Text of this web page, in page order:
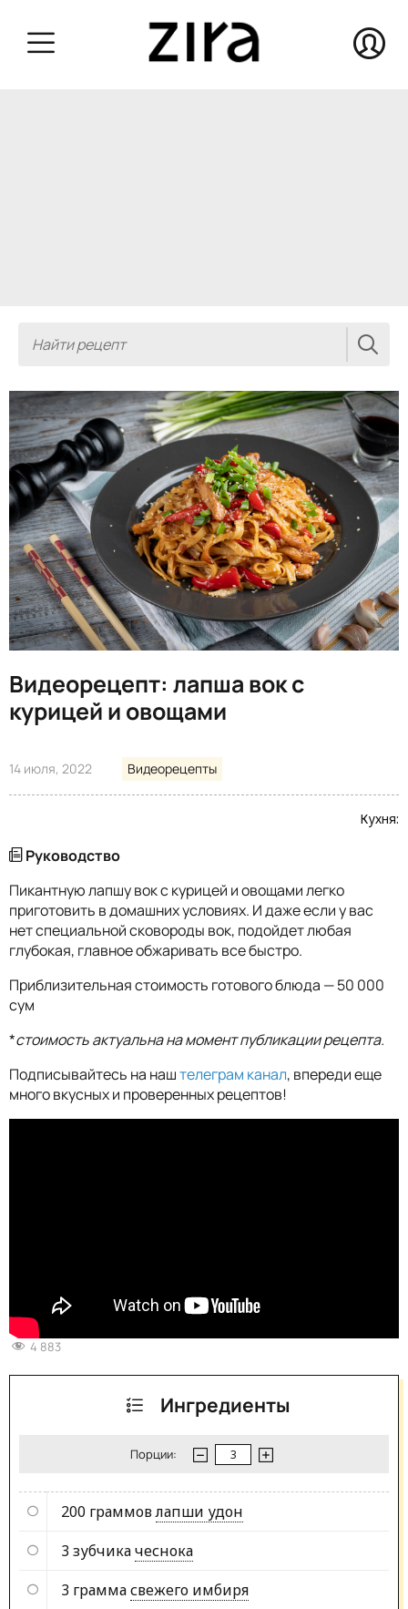
Видеорецепт: лапша вок с
курицей и овощами
14 июля, 2022 Видеорецепты
Кухня:
Руководство
Пикантную лапшу вок с курицей и овощами легко
приготовить в домашних условиях. И даже если у вас
нет специальной сковороды вок, подойдет любая
глубокая, главное обжаривать все быстро.
Приблизительная стоимость готового блюда — 50 000
сум
*стоимость актуальна на момент публикации рецепта.
Подписывайтесь на наштелеграм канал, впереди еще
много вкусных и проверенных рецептов!
4 883
Ингредиенты
Порции:
200 граммовлапши удон
3 зубчикачеснока
3 граммасвежего имбиря